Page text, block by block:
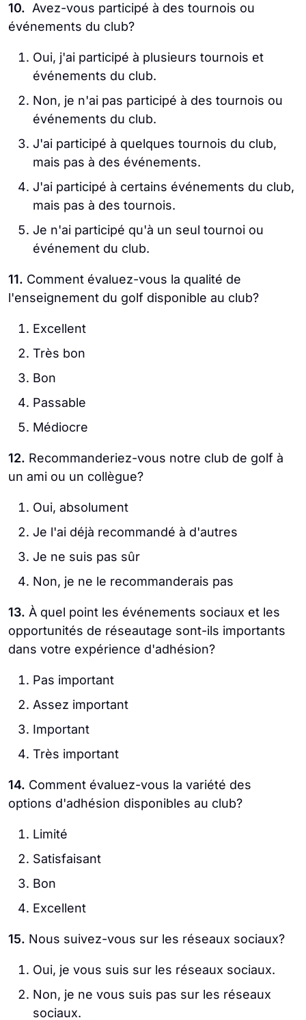
10. Avez-vous participé à des tournois ou
événements du club?
Oui, j'ai participé à plusieurs tournois et
événements du club.
Non, je n'ai pas participé à des tournois ou
événements du club.
J'ai participé à quelques tournois du club,
mais pas à des événements.
J'ai participé à certains événements du club,
mais pas à des tournois.
Je n'ai participé qu'à un seul tournoi ou
événement du club.
11. Comment évaluez-vous la qualité de
l'enseignement du golf disponible au club?
Excellent
Très bon
Bon
Passable
Médiocre
12. Recommanderiez-vous notre club de golf à
un ami ou un collègue?
Oui, absolument
Je l'ai déjà recommandé à d'autres
Je ne suis pas sûr
Non, je ne le recommanderais pas
13. À quel point les événements sociaux et les
opportunités de réseautage sont-ils importants
dans votre expérience d'adhésion?
Pas important
Assez important
Important
Très important
14. Comment évaluez-vous la variété des
options d'adhésion disponibles au club?
Limité
Satisfaisant
Bon
Excellent
15. Nous suivez-vous sur les réseaux sociaux?
Oui, je vous suis sur les réseaux sociaux.
Non, je ne vous suis pas sur les réseaux
sociaux.